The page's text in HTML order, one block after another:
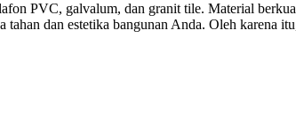
PVC, galvalum, dan granit tile. Material
dan estetika bangunan Anda. Oleh karena